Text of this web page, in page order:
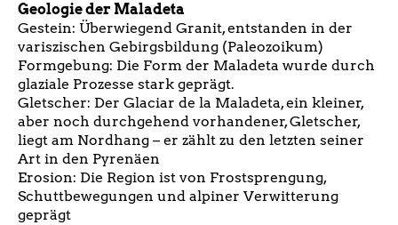
Geologie der Maladeta
Gestein: Überwiegend Granit, entstanden in der
variszischen Gebirgsbildung (Paleozoikum)
Formgebung: Die Form der Maladeta wurde durch
glaziale Prozesse stark geprägt.
Gletscher: Der Glaciar de la Maladeta, ein kleiner,
aber noch durchgehend vorhandener, Gletscher,
liegt am Nordhang – er zählt zu den letzten seiner
Art in den Pyrenäen
Erosion: Die Region ist von Frostsprengung,
Schuttbewegungen und alpiner Verwitterung
geprägt